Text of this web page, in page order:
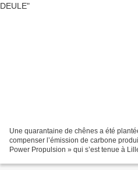
Une quarantaine de chênes a été
compenser l’émission de carbone
Power Propulsion » qui s’est tenue à